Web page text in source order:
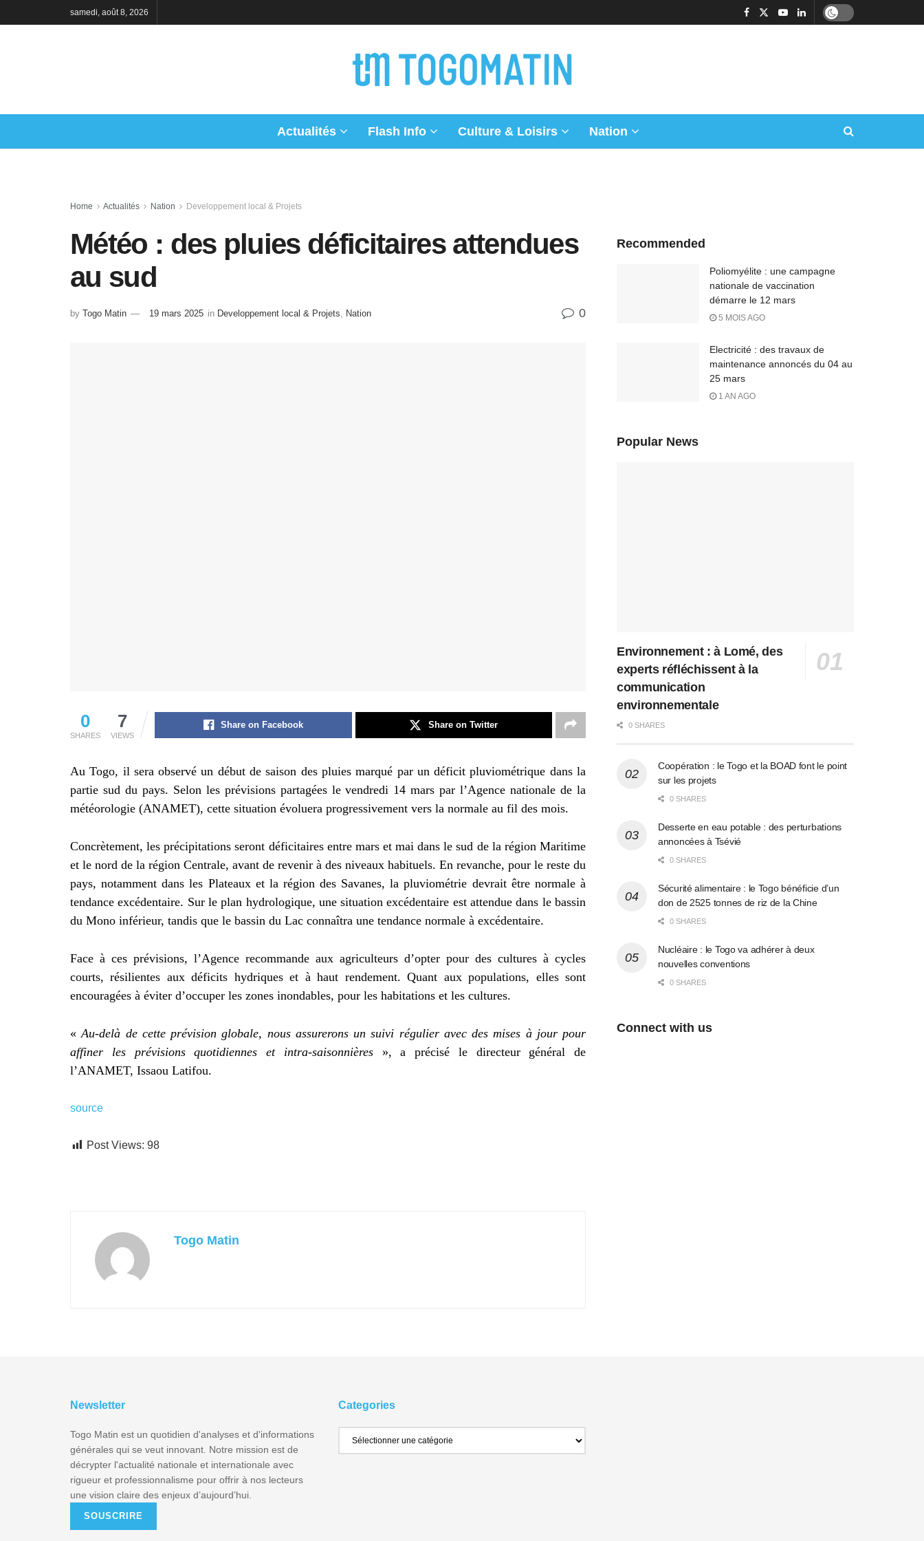
samedi, août 8, 2026
Actualités Flash Info Culture & Loisirs Nation
Home Actualités Nation Developpement local & Projets
Météo : des pluies déficitaires attendues
au sud
by Togo Matin 19 mars 2025 in Developpement local & Projets Nation 0
0
SHARES
7
VIEWS
Share on Facebook Share on Twitter
Au Togo, il sera observé un début de saison des pluies marqué par un déficit pluviométrique dans la
partie sud du pays. Selon les prévisions partagées le vendredi 14 mars par l’Agence nationale de la
météorologie (ANAMET), cette situation évoluera progressivement vers la normale au fil des mois.
Concrètement, les précipitations seront déficitaires entre mars et mai dans le sud de la région Maritime
et le nord de la région Centrale, avant de revenir à des niveaux habituels. En revanche, pour le reste du
pays, notamment dans les Plateaux et la région des Savanes, la pluviométrie devrait être normale à
tendance excédentaire. Sur le plan hydrologique, une situation excédentaire est attendue dans le bassin
du Mono inférieur, tandis que le bassin du Lac connaîtra une tendance normale à excédentaire.
Face à ces prévisions, l’Agence recommande aux agriculteurs d’opter pour des cultures à cycles
courts, résilientes aux déficits hydriques et à haut rendement. Quant aux populations, elles sont
encouragées à éviter d’occuper les zones inondables, pour les habitations et les cultures.
«Au-delà de cette prévision globale, nous assurerons un suivi régulier avec des mises à jour pour
affiner les prévisions quotidiennes et intra-saisonnières», a précisé le directeur général de
l’ANAMET, Issaou Latifou.
source
Post Views: 98
Togo Matin
Recommended
Poliomyélite : une campagne
nationale de vaccination
démarre le 12 mars
5 MOIS AGO
Electricité : des travaux de
maintenance annoncés du 04 au
25 mars
1 AN AGO
Popular News
Environnement : à Lomé, des
experts réfléchissent à la
communication
environnementale
0 SHARES
Coopération : le Togo et la BOAD font le point
sur les projets
0 SHARES
Desserte en eau potable : des perturbations
annoncées à Tsévié
0 SHARES
Sécurité alimentaire : le Togo bénéficie d’un
don de 2525 tonnes de riz de la Chine
0 SHARES
Nucléaire : le Togo va adhérer à deux
nouvelles conventions
0 SHARES
Connect with us
Newsletter
Togo Matin est un quotidien d'analyses et d'informations
générales qui se veut innovant. Notre mission est de
décrypter l'actualité nationale et internationale avec
rigueur et professionnalisme pour offrir à nos lecteurs
une vision claire des enjeux d’aujourd’hui.
SOUSCRIRE
Categories